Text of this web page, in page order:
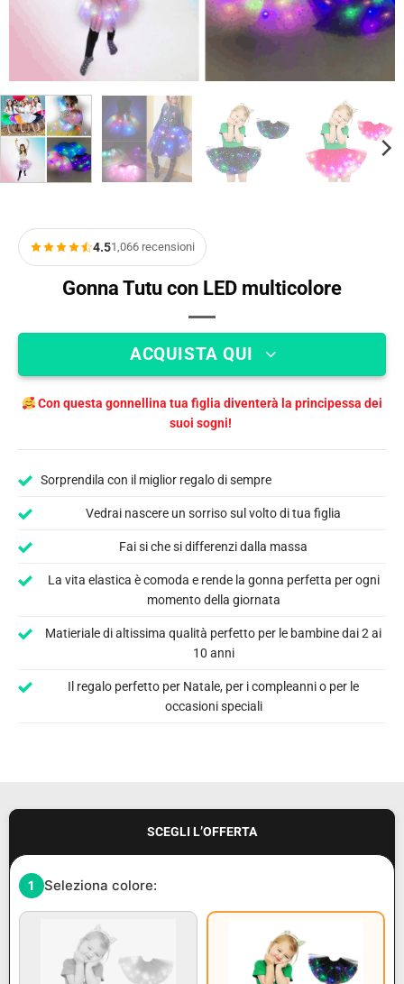
4.51,066 recensioni
Gonna Tutu con LED multicolore
ACQUISTA QUI
Con questa gonnellina tua figlia diventerà la principessa dei
suoi sogni!
Sorprendila con il miglior regalo di sempre
Vedrai nascere un sorriso sul volto di tua figlia
Fai si che si differenzi dalla massa
La vita elastica è comoda e rende la gonna perfetta per ogni
momento della giornata
Matieriale di altissima qualità perfetto per le bambine dai 2 ai
10 anni
Il regalo perfetto per Natale, per i compleanni o per le
occasioni speciali
SCEGLI L’OFFERTA
1 Seleziona colore: